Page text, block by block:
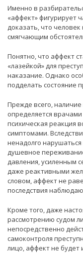
Именно в
«аффект» фигурирует
доказать, что человек
смягчающим
Понятно, что аффект
«лазейкой» для
наказание. Однако
подделать состояние
Прежде всего,
определяется
психическая реакция
симптомами.
ненадолго
душевное
давления, усиленным
даже реактивными
словом, аффект не
последствия
Кроме того, даже
рассмотрению судом
непосредственно
самоконтроля
лицо, аффект не будет